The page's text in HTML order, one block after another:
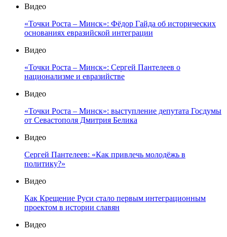
Видео
«Точки Роста – Минск»: Фёдор Гайда об исторических
основаниях евразийской интеграции
Видео
«Точки Роста – Минск»: Сергей Пантелеев о
национализме и евразийстве
Видео
«Точки Роста – Минск»: выступление депутата Госдумы
от Севастополя Дмитрия Белика
Видео
Сергей Пантелеев: «Как привлечь молодёжь в
политику?»
Видео
Как Крещение Руси стало первым интеграционным
проектом в истории славян
Видео